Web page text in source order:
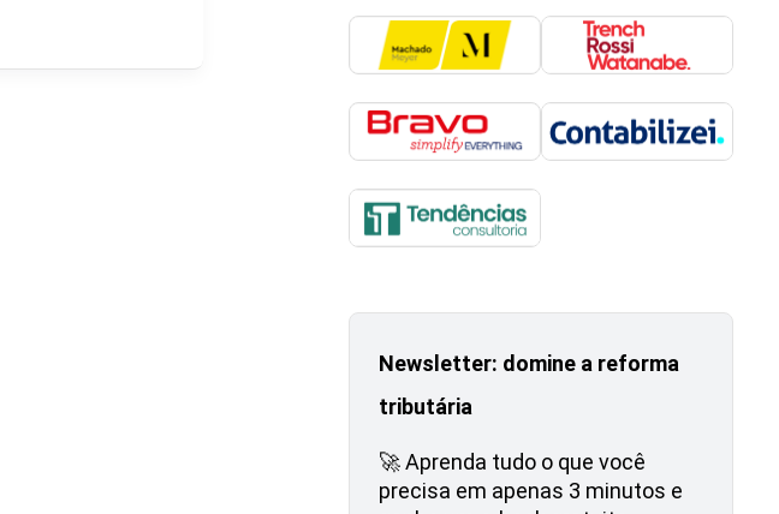
Newsletter: domine a reforma
tributária
🚀 Aprenda tudo o que você
precisa em apenas 3 minutos e